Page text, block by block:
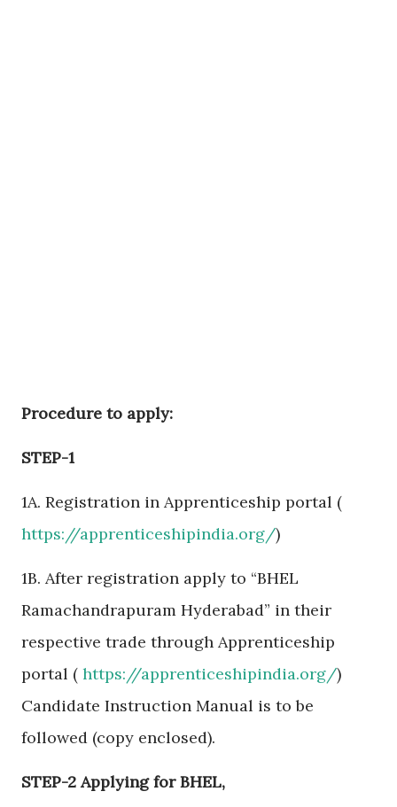
Procedure to apply:
STEP-1
1A. Registration in Apprenticeship portal (
https://apprenticeshipindia.org/)
1B. After registration apply to “BHEL
Ramachandrapuram Hyderabad” in their
respective trade through Apprenticeship
portal ( https://apprenticeshipindia.org/)
Candidate Instruction Manual is to be
followed (copy enclosed).
STEP-2 Applying for BHEL,